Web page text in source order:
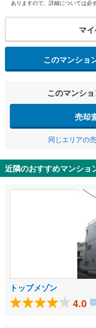
ありますので、詳細については必
マ
このマンショ
このマンシ
売却
同じエリアの
近隣のおすすめマンショ
トップメゾン
4.0